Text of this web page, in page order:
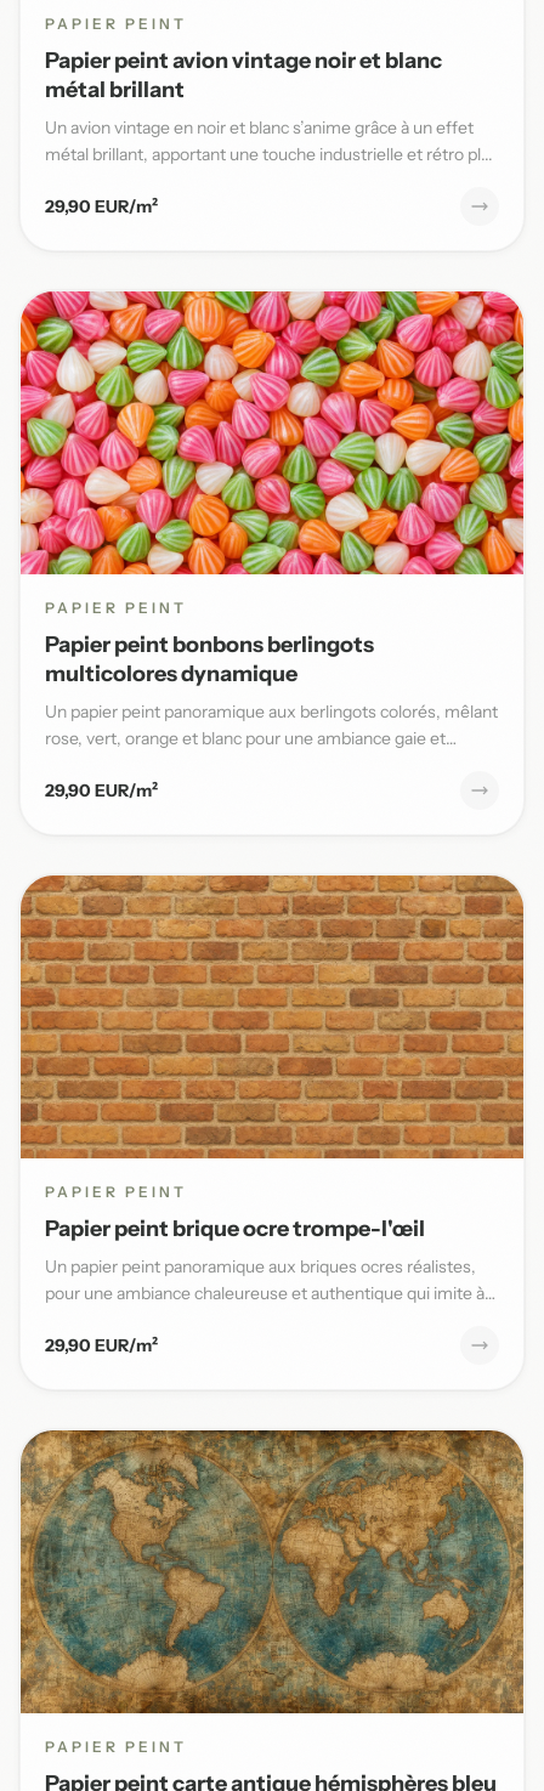
PAPIER PEINT
Papier peint avion vintage noir et blanc
métal brillant
Un avion vintage en noir et blanc s’anime grâce à un effet
métal brillant, apportant une touche industrielle et rétro pl...
29,90 EUR/m²
PAPIER PEINT
Papier peint bonbons berlingots
multicolores dynamique
Un papier peint panoramique aux berlingots colorés, mêlant
rose, vert, orange et blanc pour une ambiance gaie et
29,90 EUR/m²
PAPIER PEINT
Papier peint brique ocre trompe-l'œil
Un papier peint panoramique aux briques ocres réalistes,
pour une ambiance chaleureuse et authentique qui imite à
29,90 EUR/m²
PAPIER PEINT
Papier peint carte antique hémisphères bleu